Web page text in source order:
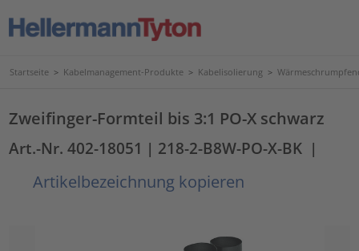
Startseite > Kabelmanagement-Produkte > Kabelisolierung >
Zweifinger-Formteil bis 3:1 PO-X schwarz
Art.-Nr. 402-18051 | 218-2-B8W-PO-X-BK |
Artikelbezeichnung kopieren